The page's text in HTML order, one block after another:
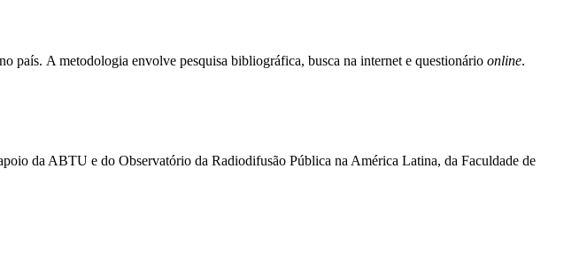
país. A metodologia envolve pesquisa bibliográfica, busca na internet e questionário online.
da ABTU e do Observatório da Radiodifusão Pública na América Latina, da Faculdade de